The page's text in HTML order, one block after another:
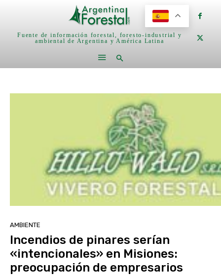
Fuente de información forestal, foresto-industrial y
ambiental de Argentina y América Latina
AMBIENTE
Incendios de pinares serían
«intencionales» en Misiones:
preocupación de empresarios